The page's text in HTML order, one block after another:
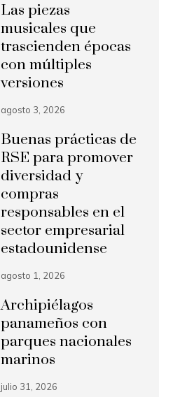
Las piezas
musicales que
trascienden épocas
con múltiples
versiones
agosto 3, 2026
Buenas prácticas de
RSE para promover
diversidad y
compras
responsables en el
sector empresarial
estadounidense
agosto 1, 2026
Archipiélagos
panameños con
parques nacionales
marinos
julio 31, 2026